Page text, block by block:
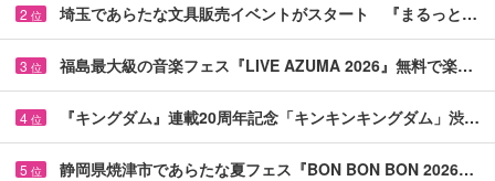
2 位 埼玉であらたな文具販売イベントがスタート 『まるっと…
3 位 福島最大級の音楽フェス『LIVE AZUMA 2026』無料で楽…
4 位 『キングダム』連載20周年記念「キンキンキングダム」渋…
5 位 静岡県焼津市であらたな夏フェス『BON BON BON 2026…